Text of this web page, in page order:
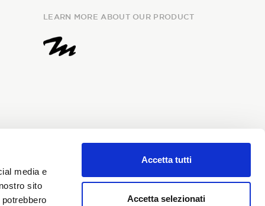
media e
sito
Accetta tutti
Accetta selezionati
LEARN MORE ABOUT OUR PRODUCT
informationand I give my
personal data for the
newsletter.